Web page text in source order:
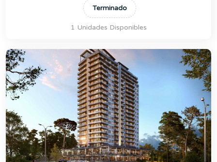
Terminado
1 Unidades Disponibles